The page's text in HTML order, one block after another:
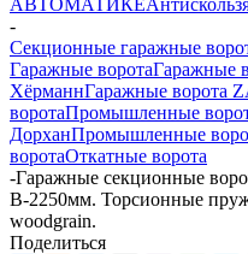
АВТОМАТИКЕ
-
Секционные гаражные
Гаражные воротаГаражные
ХёрманнГаражные ворота
воротаПромышленные
ДорханПромышленные
воротаОткатные ворота
-Гаражные секционные
В-2250мм. Торсионные
woodgrain.
Поделиться